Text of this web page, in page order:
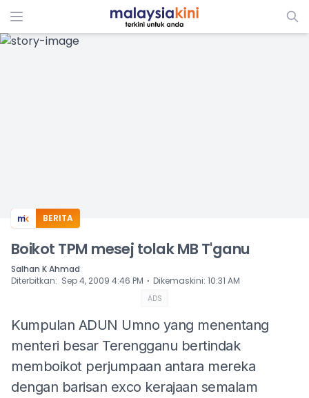
ADS
BERITA
Boikot TPM mesej tolak MB T'ganu
Salhan K Ahmad
Diterbitkan: Sep 4, 2009 4:46 PM ⋅ Dikemaskini: 10:31 AM
ADS
Kumpulan ADUN Umno yang menentang
menteri besar Terengganu bertindak
memboikot perjumpaan antara mereka
dengan barisan exco kerajaan semalam